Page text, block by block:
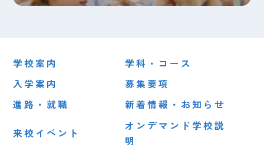
【イベント情報】
1 4 5
【在校生連絡】本日（２月６日）の授業について
1 4 5
皆さんこんにちは！
1 4 5
学校案内
学科・コース
入学案内
募集要項
進路・就職
新着情報・お知らせ
来校イベント
オンデマンド学校説
明